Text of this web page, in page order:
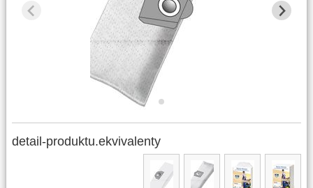
detail-produktu.ekvivalenty